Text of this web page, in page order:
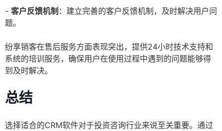
- 客户反馈机制 ：建立完善的客户反馈机制，及时解决用户问
题。
纷享销客在售后服务方面表现突出，提供24小时技术支持和
系统的培训服务，确保用户在使用过程中遇到的问题能够得
到及时解决。
总结
选择适合的CRM软件对于投资咨询行业来说至关重要。通过